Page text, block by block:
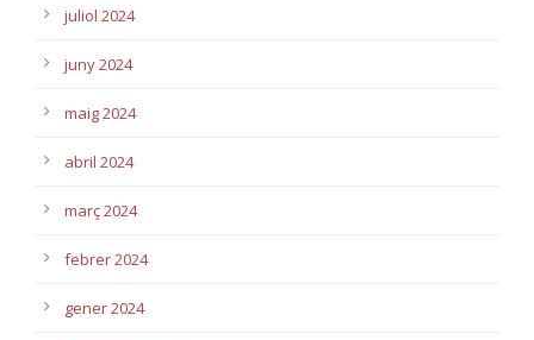
juliol 2024
juny 2024
maig 2024
abril 2024
març 2024
febrer 2024
gener 2024